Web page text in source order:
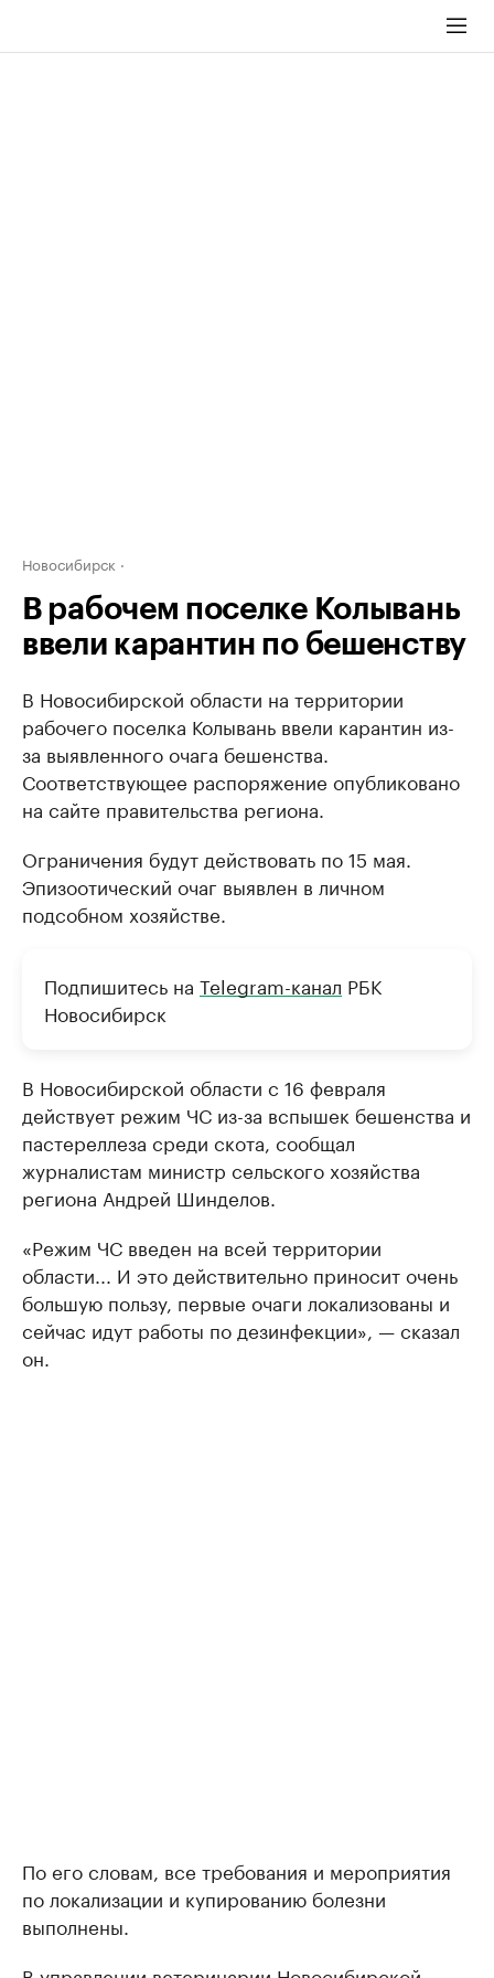
Новосибирск
В рабочем поселке Колывань
ввели карантин по бешенству
В Новосибирской области на территории
рабочего поселка Колывань ввели карантин из-
за выявленного очага бешенства.
Соответствующее распоряжение опубликовано
на сайте правительства региона.
Ограничения будут действовать по 15 мая.
Эпизоотический очаг выявлен в личном
подсобном хозяйстве.
Подпишитесь на Telegram-канал РБК
Новосибирск
В Новосибирской области с 16 февраля
действует режим ЧС из-за вспышек бешенства и
пастереллеза среди скота, сообщал
журналистам министр сельского хозяйства
региона Андрей Шинделов.
«Режим ЧС введен на всей территории
области... И это действительно приносит очень
большую пользу, первые очаги локализованы и
сейчас идут работы по дезинфекции», — сказал
он.
По его словам, все требования и мероприятия
по локализации и купированию болезни
выполнены.